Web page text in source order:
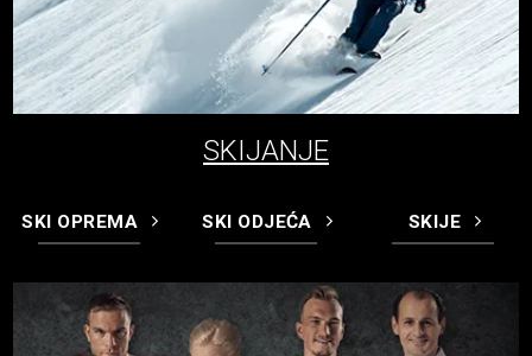
SKIJANJE
SKI OPREMA SKI ODJEĆA SKIJE